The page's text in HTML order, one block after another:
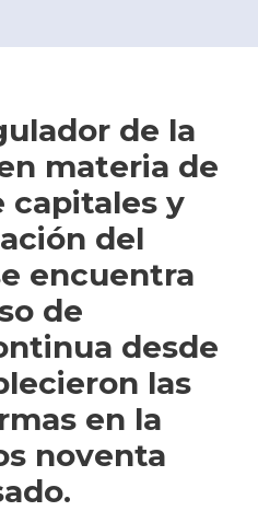
de la
materia de
capitales y
del
encuentra
de
desde
las
en la
noventa